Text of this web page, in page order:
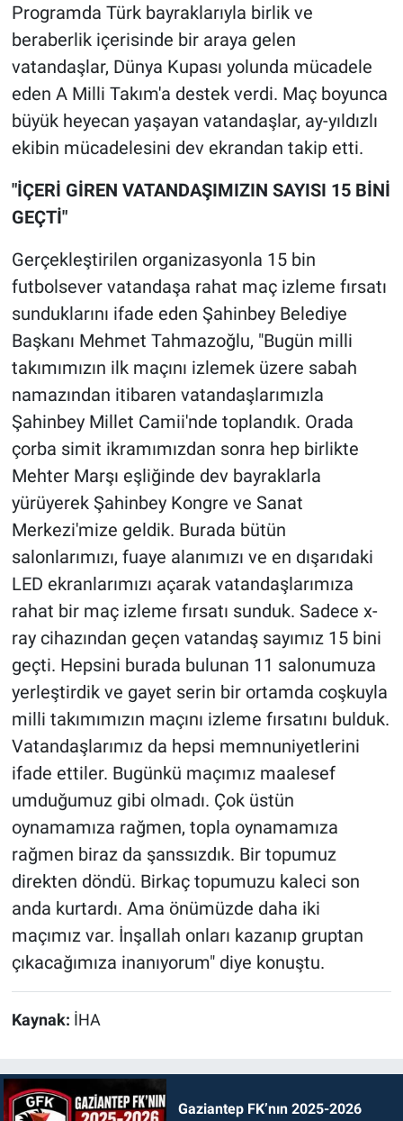
Programda Türk bayraklarıyla birlik ve
beraberlik içerisinde bir araya gelen
vatandaşlar, Dünya Kupası yolunda mücadele
eden A Milli Takım'a destek verdi. Maç boyunca
büyük heyecan yaşayan vatandaşlar, ay-yıldızlı
ekibin mücadelesini dev ekrandan takip etti.
"İÇERİ GİREN VATANDAŞIMIZIN SAYISI 15 BİNİ
GEÇTİ"
Gerçekleştirilen organizasyonla 15 bin
futbolsever vatandaşa rahat maç izleme fırsatı
sunduklarını ifade eden Şahinbey Belediye
Başkanı Mehmet Tahmazoğlu, "Bugün milli
takımımızın ilk maçını izlemek üzere sabah
namazından itibaren vatandaşlarımızla
Şahinbey Millet Camii'nde toplandık. Orada
çorba simit ikramımızdan sonra hep birlikte
Mehter Marşı eşliğinde dev bayraklarla
yürüyerek Şahinbey Kongre ve Sanat
Merkezi'mize geldik. Burada bütün
salonlarımızı, fuaye alanımızı ve en dışarıdaki
LED ekranlarımızı açarak vatandaşlarımıza
rahat bir maç izleme fırsatı sunduk. Sadece x-
ray cihazından geçen vatandaş sayımız 15 bini
geçti. Hepsini burada bulunan 11 salonumuza
yerleştirdik ve gayet serin bir ortamda coşkuyla
milli takımımızın maçını izleme fırsatını bulduk.
Vatandaşlarımız da hepsi memnuniyetlerini
ifade ettiler. Bugünkü maçımız maalesef
umduğumuz gibi olmadı. Çok üstün
oynamamıza rağmen, topla oynamamıza
rağmen biraz da şanssızdık. Bir topumuz
direkten döndü. Birkaç topumuzu kaleci son
anda kurtardı. Ama önümüzde daha iki
maçımız var. İnşallah onları kazanıp gruptan
çıkacağımıza inanıyorum" diye konuştu.
Kaynak: İHA
Gaziantep FK’nın 2025-2026